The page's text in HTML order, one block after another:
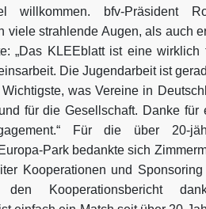
willkommen. bfv-Präsident
viele strahlende Augen, als auch
„Das KLEEblatt ist eine wirklich
Die Jugendarbeit ist
was Vereine in
für die Gesellschaft. Danke für
Für die über 20-
Park bedankte sich
Kooperationen und
Kooperationsbericht